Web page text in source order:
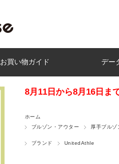
お買い物ガイド デー
8月11日から8月16日ま
ホーム
ブルゾン・アウター
厚手ブルゾ
ブランド UnitedAthle